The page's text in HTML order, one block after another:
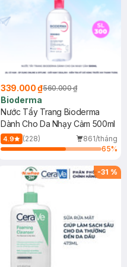
339.000 ₫560.000 ₫
Bioderma
Nước Tẩy Trang Bioderma
Dành Cho Da Nhạy Cảm 500ml
4.9 (228)
861/tháng
65%
-31 %